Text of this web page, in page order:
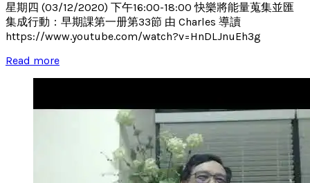
星期四 (03/12/2020) 下午16:00-18:00 快樂將能量蒐集並匯
集成行動：早期課第一册第33節 由 Charles 導讀
https://www.youtube.com/watch?v=HnDLJnuEh3g
Read more